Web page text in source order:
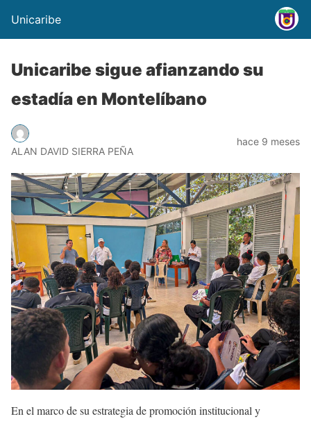
Unicaribe
Unicaribe sigue afianzando su
estadía en Montelíbano
ALAN DAVID SIERRA PEÑA
hace 9 meses
En el marco de su estrategia de promoción institucional y